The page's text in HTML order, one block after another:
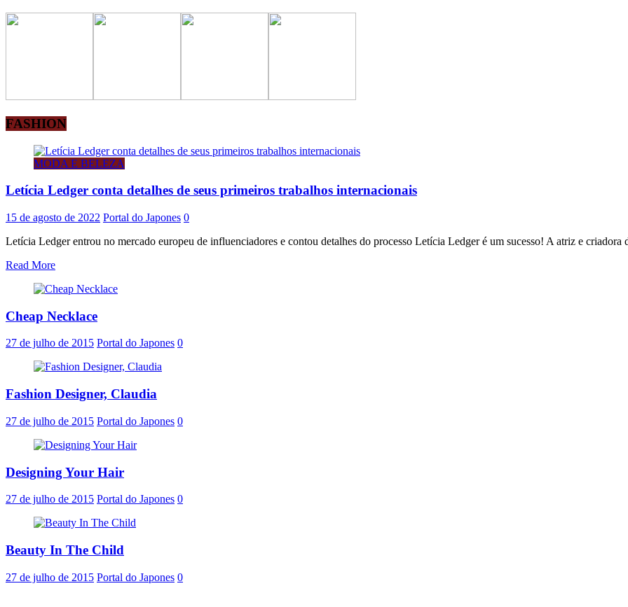
FASHION
MODA E BELEZA
Letícia Ledger conta detalhes de seus primeiros trabalhos internacionais
15 de agosto de 2022 Portal do Japones 0
Letícia Ledger entrou no mercado europeu de influenciadores e contou detalhes do processo Letícia Ledger é um sucesso! A atriz e criadora
Read More
Cheap Necklace
27 de julho de 2015 Portal do Japones 0
Fashion Designer, Claudia
27 de julho de 2015 Portal do Japones 0
Designing Your Hair
27 de julho de 2015 Portal do Japones 0
Beauty In The Child
27 de julho de 2015 Portal do Japones 0